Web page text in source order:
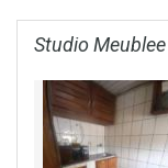
Studio Meublee